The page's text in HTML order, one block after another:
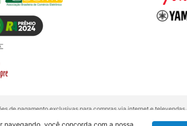
de pagamento exclusivas para compras via internet e televendas.
canal de
de Defesa do Consumidor:Lei nº 8.078.
navegando, você concorda com a nossa